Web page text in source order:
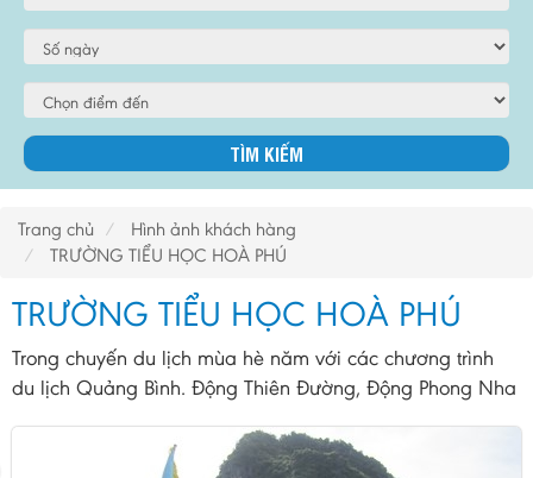
Trang chủ
Hình ảnh khách hàng
TRƯỜNG TIỂU HỌC HOÀ PHÚ
TRƯỜNG TIỂU HỌC HOÀ PHÚ
Trong chuyến du lịch mùa hè năm với các chương trình
du lịch Quảng Bình. Động Thiên Đường, Động Phong Nha